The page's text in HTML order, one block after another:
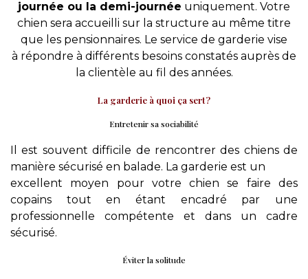
journée ou la demi-journée uniquement. Votre
chien sera accueilli sur la structure au même titre
que les pensionnaires. Le service de garderie vise
à répondre à différents besoins constatés auprès de
la clientèle au fil des années.
La garderie à quoi ça sert?
Entretenir sa sociabilité
Il est souvent difficile de rencontrer des chiens de
manière sécurisé en balade. La garderie est un
excellent moyen pour votre chien se faire des
copains tout en étant encadré par une
professionnelle compétente et dans un cadre
sécurisé.
Éviter la solitude